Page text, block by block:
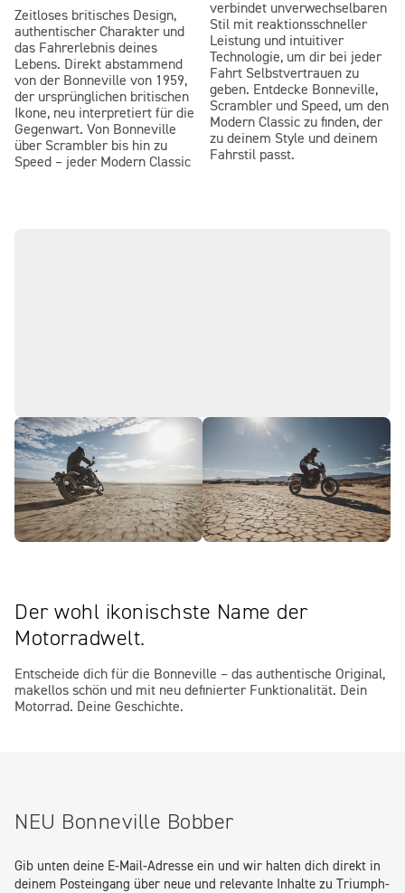
Zeitloses britisches Design,
authentischer Charakter und
das Fahrerlebnis deines
Lebens. Direkt abstammend
von der Bonneville von 1959,
der ursprünglichen britischen
Ikone, neu interpretiert für die
Gegenwart. Von Bonneville
über Scrambler bis hin zu
Speed – jeder Modern Classic
verbindet unverwechselbaren
Stil mit reaktionsschneller
Leistung und intuitiver
Technologie, um dir bei jeder
Fahrt Selbstvertrauen zu
geben. Entdecke Bonneville,
Scrambler und Speed, um den
Modern Classic zu finden, der
zu deinem Style und deinem
Fahrstil passt.
Der wohl ikonischste Name der
Motorradwelt.
Entscheide dich für die Bonneville – das authentische Original,
makellos schön und mit neu definierter Funktionalität. Dein
Motorrad. Deine Geschichte.
NEU Bonneville Bobber
Gib unten deine E-Mail-Adresse ein und wir halten dich direkt in
deinem Posteingang über neue und relevante Inhalte zu Triumph-